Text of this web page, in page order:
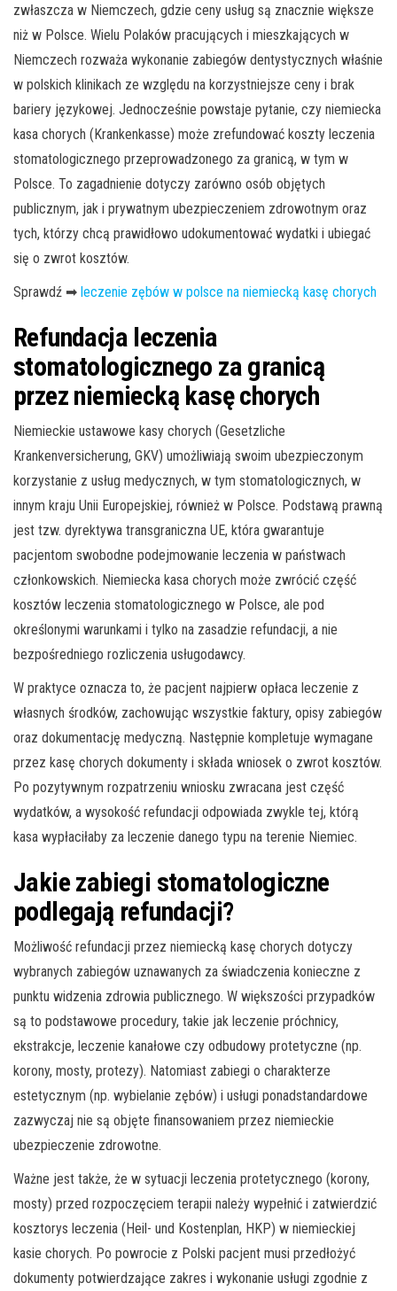
zwłaszcza w Niemczech, gdzie ceny usług są znacznie większe
niż w Polsce. Wielu Polaków pracujących i mieszkających w
Niemczech rozważa wykonanie zabiegów dentystycznych właśnie
w polskich klinikach ze względu na korzystniejsze ceny i brak
bariery językowej. Jednocześnie powstaje pytanie, czy niemiecka
kasa chorych (Krankenkasse) może zrefundować koszty leczenia
stomatologicznego przeprowadzonego za granicą, w tym w
Polsce. To zagadnienie dotyczy zarówno osób objętych
publicznym, jak i prywatnym ubezpieczeniem zdrowotnym oraz
tych, którzy chcą prawidłowo udokumentować wydatki i ubiegać
się o zwrot kosztów.
Sprawdź ➡ leczenie zębów w polsce na niemiecką kasę chorych
Refundacja leczenia
stomatologicznego za granicą
przez niemiecką kasę chorych
Niemieckie ustawowe kasy chorych (Gesetzliche
Krankenversicherung, GKV) umożliwiają swoim ubezpieczonym
korzystanie z usług medycznych, w tym stomatologicznych, w
innym kraju Unii Europejskiej, również w Polsce. Podstawą prawną
jest tzw. dyrektywa transgraniczna UE, która gwarantuje
pacjentom swobodne podejmowanie leczenia w państwach
członkowskich. Niemiecka kasa chorych może zwrócić część
kosztów leczenia stomatologicznego w Polsce, ale pod
określonymi warunkami i tylko na zasadzie refundacji, a nie
bezpośredniego rozliczenia usługodawcy.
W praktyce oznacza to, że pacjent najpierw opłaca leczenie z
własnych środków, zachowując wszystkie faktury, opisy zabiegów
oraz dokumentację medyczną. Następnie kompletuje wymagane
przez kasę chorych dokumenty i składa wniosek o zwrot kosztów.
Po pozytywnym rozpatrzeniu wniosku zwracana jest część
wydatków, a wysokość refundacji odpowiada zwykle tej, którą
kasa wypłaciłaby za leczenie danego typu na terenie Niemiec.
Jakie zabiegi stomatologiczne
podlegają refundacji?
Możliwość refundacji przez niemiecką kasę chorych dotyczy
wybranych zabiegów uznawanych za świadczenia konieczne z
punktu widzenia zdrowia publicznego. W większości przypadków
są to podstawowe procedury, takie jak leczenie próchnicy,
ekstrakcje, leczenie kanałowe czy odbudowy protetyczne (np.
korony, mosty, protezy). Natomiast zabiegi o charakterze
estetycznym (np. wybielanie zębów) i usługi ponadstandardowe
zazwyczaj nie są objęte finansowaniem przez niemieckie
ubezpieczenie zdrowotne.
Ważne jest także, że w sytuacji leczenia protetycznego (korony,
mosty) przed rozpoczęciem terapii należy wypełnić i zatwierdzić
kosztorys leczenia (Heil- und Kostenplan, HKP) w niemieckiej
kasie chorych. Po powrocie z Polski pacjent musi przedłożyć
dokumenty potwierdzające zakres i wykonanie usługi zgodnie z